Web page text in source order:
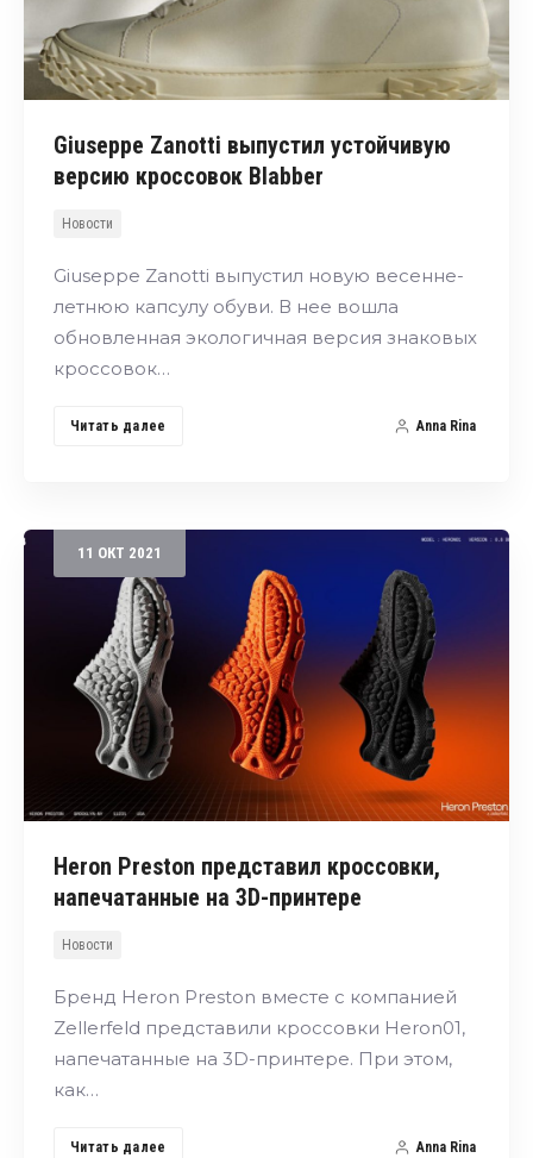
Giuseppe Zanotti выпустил устойчивую
версию кроссовок Blabber
Новости
Giuseppe Zanotti выпустил новую весенне-
летнюю капсулу обуви. В нее вошла
обновленная экологичная версия знаковых
кроссовок…
Читать далее Anna Rina
11 ОКТ 2021
Heron Preston представил кроссовки,
напечатанные на 3D-принтере
Новости
Бренд Heron Preston вместе с компанией
Zellerfeld представили кроссовки Heron01,
напечатанные на 3D-принтере. При этом,
как…
Читать далее Anna Rina